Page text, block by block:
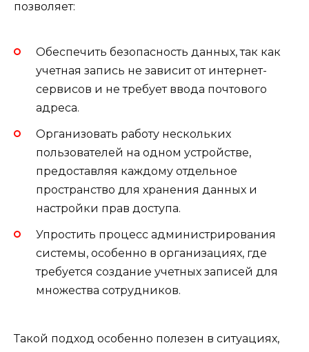
позволяет:
Обеспечить безопасность данных, так как
учетная запись не зависит от интернет-
сервисов и не требует ввода почтового
адреса.
Организовать работу нескольких
пользователей на одном устройстве,
предоставляя каждому отдельное
пространство для хранения данных и
настройки прав доступа.
Упростить процесс администрирования
системы, особенно в организациях, где
требуется создание учетных записей для
множества сотрудников.
Такой подход особенно полезен в ситуациях,